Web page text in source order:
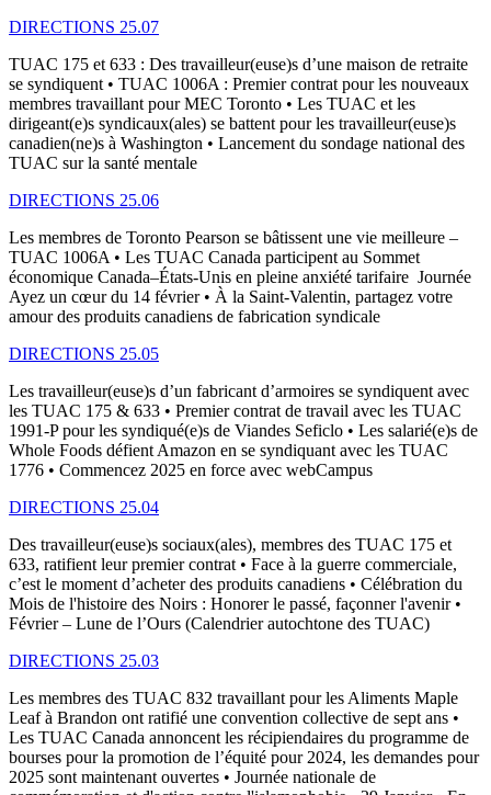
DIRECTIONS 25.07
TUAC 175 et 633 : Des travailleur(euse)s d’une maison de retraite
se syndiquent • TUAC 1006A : Premier contrat pour les nouveaux
membres travaillant pour MEC Toronto • Les TUAC et les
dirigeant(e)s syndicaux(ales) se battent pour les travailleur(euse)s
canadien(ne)s à Washington • Lancement du sondage national des
TUAC sur la santé mentale
DIRECTIONS 25.06
Les membres de Toronto Pearson se bâtissent une vie meilleure –
TUAC 1006A • Les TUAC Canada participent au Sommet
économique Canada–États-Unis en pleine anxiété tarifaire Journée
Ayez un cœur du 14 février • À la Saint-Valentin, partagez votre
amour des produits canadiens de fabrication syndicale
DIRECTIONS 25.05
Les travailleur(euse)s d’un fabricant d’armoires se syndiquent avec
les TUAC 175 & 633 • Premier contrat de travail avec les TUAC
1991-P pour les syndiqué(e)s de Viandes Seficlo • Les salarié(e)s de
Whole Foods défient Amazon en se syndiquant avec les TUAC
1776 • Commencez 2025 en force avec webCampus
DIRECTIONS 25.04
Des travailleur(euse)s sociaux(ales), membres des TUAC 175 et
633, ratifient leur premier contrat • Face à la guerre commerciale,
c’est le moment d’acheter des produits canadiens • Célébration du
Mois de l'histoire des Noirs : Honorer le passé, façonner l'avenir •
Février – Lune de l’Ours (Calendrier autochtone des TUAC)
DIRECTIONS 25.03
Les membres des TUAC 832 travaillant pour les Aliments Maple
Leaf à Brandon ont ratifié une convention collective de sept ans •
Les TUAC Canada annoncent les récipiendaires du programme de
bourses pour la promotion de l’équité pour 2024, les demandes pour
2025 sont maintenant ouvertes • Journée nationale de